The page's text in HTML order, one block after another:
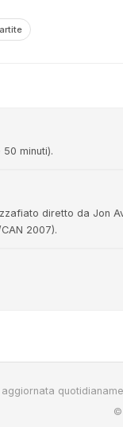
minuti).
diretto da Jon
2007).
©